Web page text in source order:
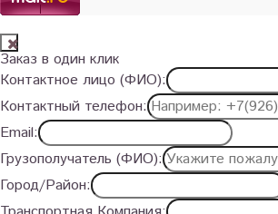
Заказ в один клик
Контактное лицо (ФИО):
Контактный телефон:
Email:
Грузополучатель (ФИО):
Город/Район: